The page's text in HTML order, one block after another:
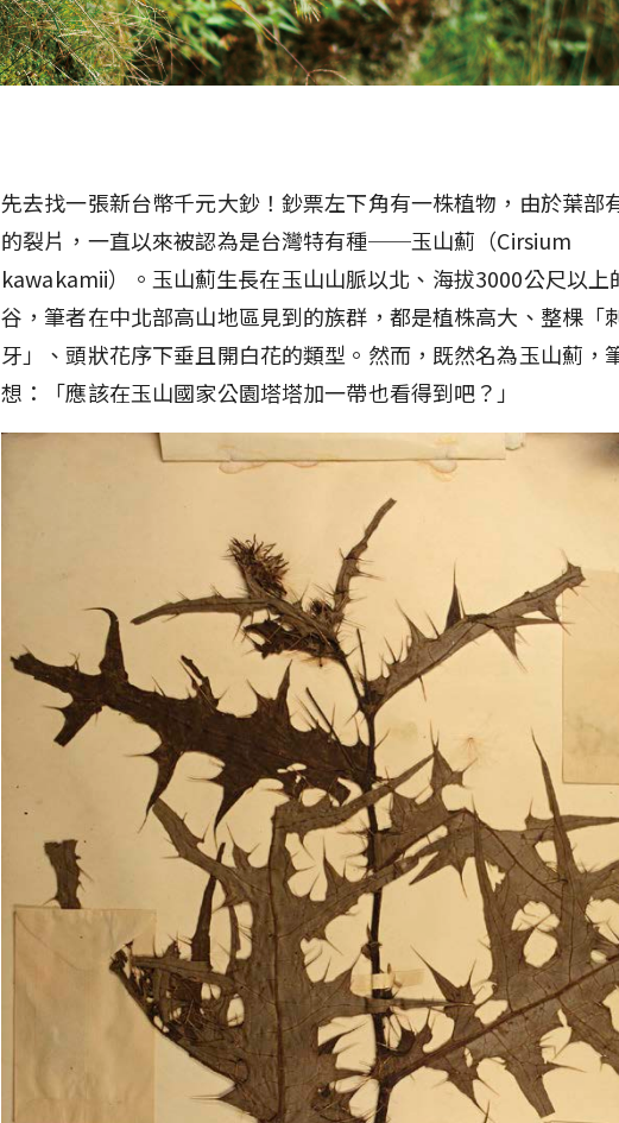
先去找一張新台幣千元大鈔！鈔票左下角有一株植物，由於葉部
的裂片，一直以來被認為是台灣特有種──玉山薊（Cirsium
kawakamii）。玉山薊生長在玉山山脈以北、海拔3000公尺以上
谷，筆者在中北部高山地區見到的族群，都是植株高大、整棵「
牙」、頭狀花序下垂且開白花的類型。然而，既然名為玉山薊，
想：「應該在玉山國家公園塔塔加一帶也看得到吧？」